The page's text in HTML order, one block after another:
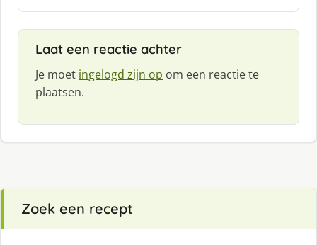
:
Laat een reactie achter
Je moet ingelogd zijn op om een reactie te
plaatsen.
Zoek een recept